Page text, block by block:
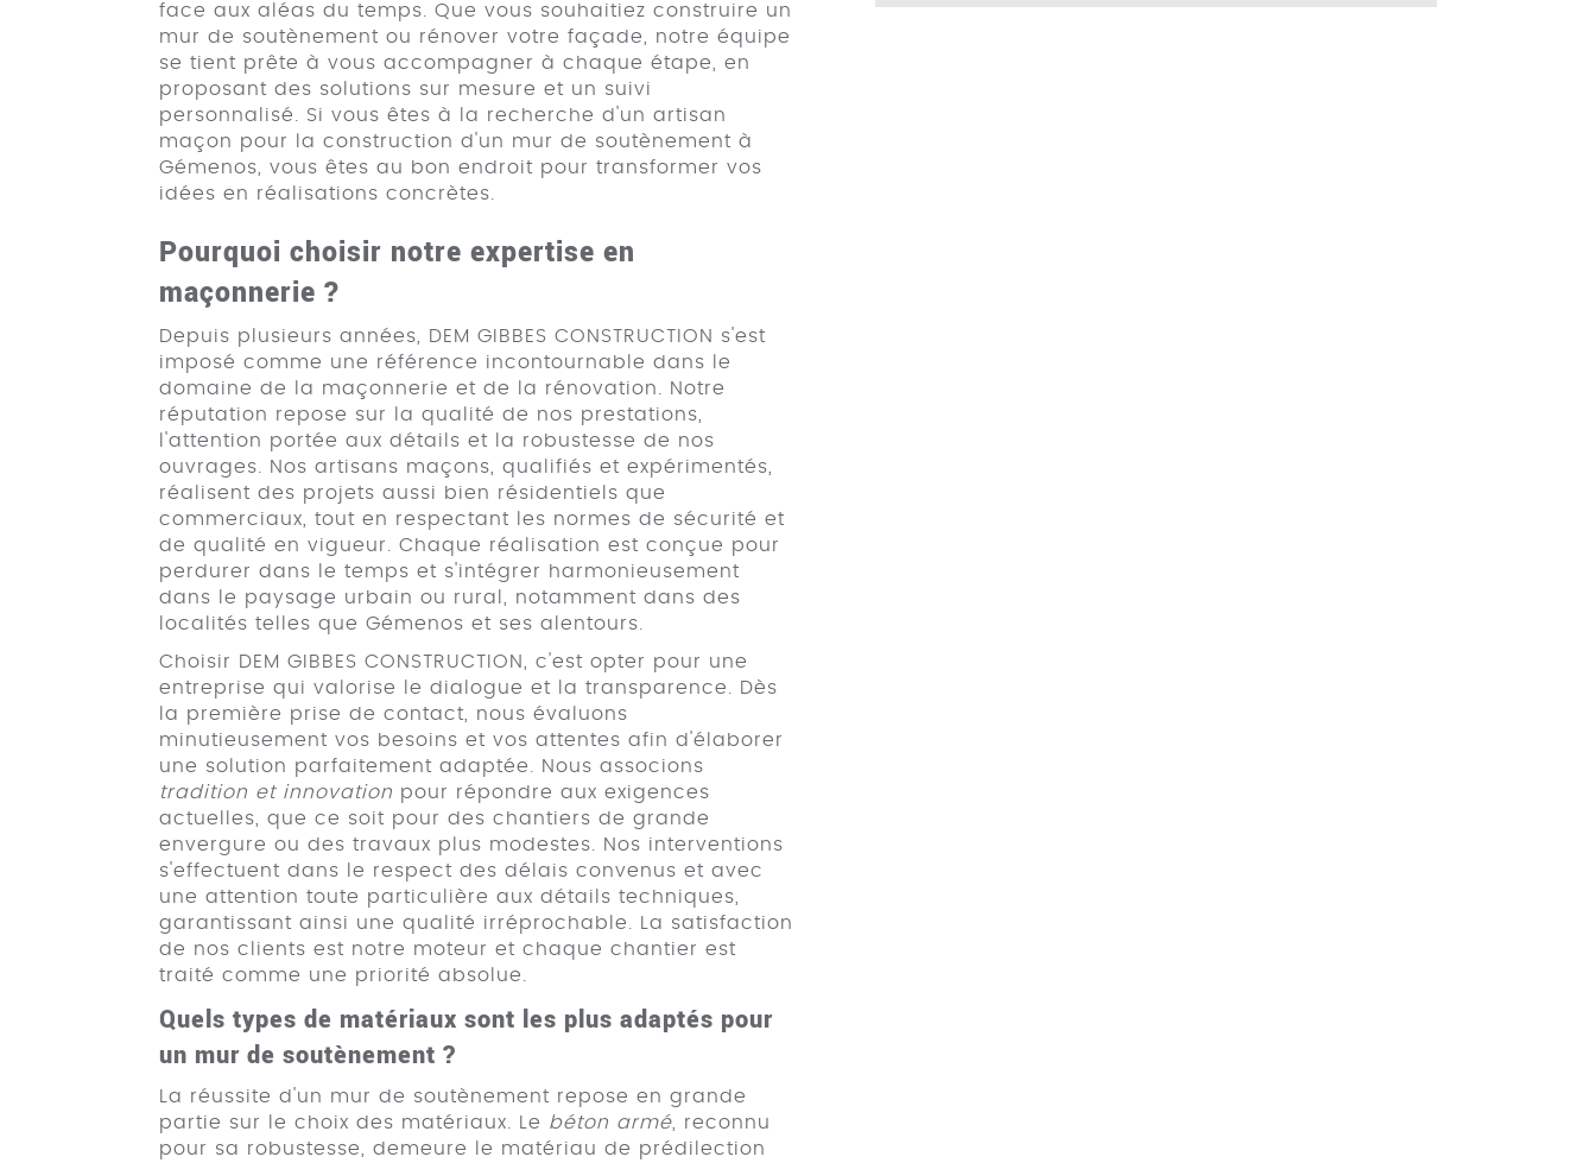
face aux aléas du temps. Que vous souhaitiez construire un
mur de soutènement ou rénover votre façade, notre équipe
se tient prête à vous accompagner à chaque étape, en
proposant des solutions sur mesure et un suivi
personnalisé. Si vous êtes à la recherche d'un artisan
maçon pour la construction d'un mur de soutènement à
Gémenos, vous êtes au bon endroit pour transformer vos
idées en réalisations concrètes.
Pourquoi choisir notre expertise en
maçonnerie ?
Depuis plusieurs années, DEM GIBBES CONSTRUCTION s'est
imposé comme une référence incontournable dans le
domaine de la maçonnerie et de la rénovation. Notre
réputation repose sur la qualité de nos prestations,
l'attention portée aux détails et la robustesse de nos
ouvrages. Nos artisans maçons, qualifiés et expérimentés,
réalisent des projets aussi bien résidentiels que
commerciaux, tout en respectant les normes de sécurité et
de qualité en vigueur. Chaque réalisation est conçue pour
perdurer dans le temps et s'intégrer harmonieusement
dans le paysage urbain ou rural, notamment dans des
localités telles que Gémenos et ses alentours.
Choisir DEM GIBBES CONSTRUCTION, c'est opter pour une
entreprise qui valorise le dialogue et la transparence. Dès
la première prise de contact, nous évaluons
minutieusement vos besoins et vos attentes afin d'élaborer
une solution parfaitement adaptée. Nous associons
tradition et innovation pour répondre aux exigences
actuelles, que ce soit pour des chantiers de grande
envergure ou des travaux plus modestes. Nos interventions
s'effectuent dans le respect des délais convenus et avec
une attention toute particulière aux détails techniques,
garantissant ainsi une qualité irréprochable. La satisfaction
de nos clients est notre moteur et chaque chantier est
traité comme une priorité absolue.
Quels types de matériaux sont les plus adaptés pour
un mur de soutènement ?
La réussite d'un mur de soutènement repose en grande
partie sur le choix des matériaux. Le béton armé , reconnu
pour sa robustesse, demeure le matériau de prédilection